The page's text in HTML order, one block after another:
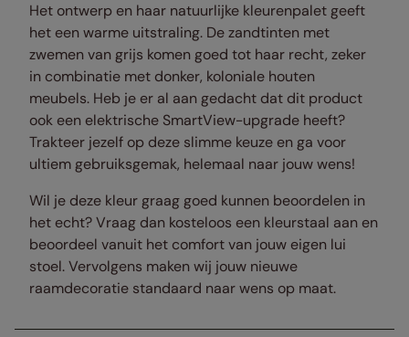
Het ontwerp en haar natuurlijke kleurenpalet geeft
het een warme uitstraling. De zandtinten met
zwemen van grijs komen goed tot haar recht, zeker
in combinatie met donker, koloniale houten
meubels. Heb je er al aan gedacht dat dit product
ook een elektrische SmartView-upgrade heeft?
Trakteer jezelf op deze slimme keuze en ga voor
ultiem gebruiksgemak, helemaal naar jouw wens!
Wil je deze kleur graag goed kunnen beoordelen in
het echt? Vraag dan kosteloos een kleurstaal aan en
beoordeel vanuit het comfort van jouw eigen lui
stoel. Vervolgens maken wij jouw nieuwe
raamdecoratie standaard naar wens op maat.